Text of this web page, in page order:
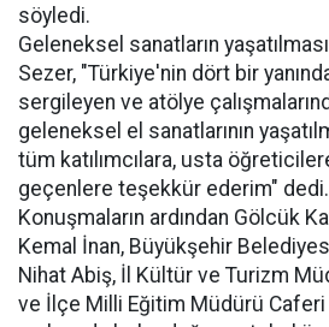
söyledi.
Geleneksel sanatların
Sezer, "Türkiye'nin dört bir
sergileyen ve atölye
geleneksel el sanatlarının
tüm katılımcılara, usta
geçenlere teşekkür ederim" dedi.
Konuşmaların ardından Gölcük
Kemal İnan, Büyükşehir
Nihat Abiş, İl Kültür ve Turizm
ve İlçe Milli Eğitim Müdürü Caferi